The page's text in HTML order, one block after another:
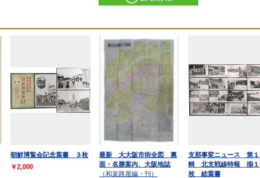
朝鮮博覧会記念葉書 ３枚
￥2,000
最新 大大阪市街全図 裏
面・名勝案内、大阪地誌
（和楽路屋編・刊）
支那事変ニュース 第１
輯 北支戦線特報 揃１
枚 絵葉書